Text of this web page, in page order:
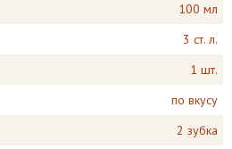
100 мл
3 ст. л.
1 шт.
по вкусу
2 зубка